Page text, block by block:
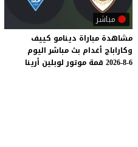
مباشر
مشاهدة مباراة دينامو كييف
وكاراباج أغدام بث مباشر اليوم
6-8-2026
قمة موتور لوبلين أرينا